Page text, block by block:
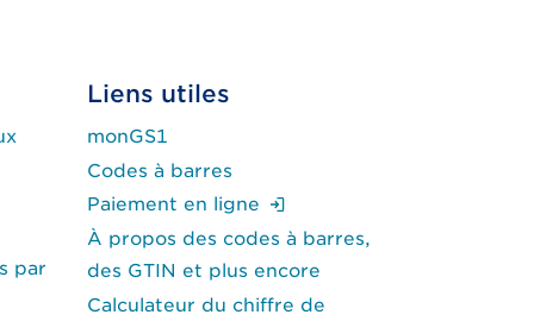
par
Liens utiles
monGS1
Codes à barres
Paiement en ligne
À propos des codes à barres,
des GTIN et plus encore
Calculateur du chiffre de